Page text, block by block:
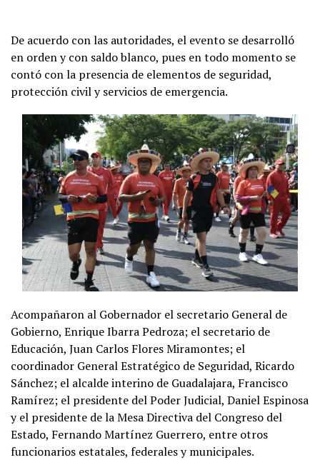
De acuerdo con las autoridades, el evento se desarrolló
en orden y con saldo blanco, pues en todo momento se
contó con la presencia de elementos de seguridad,
protección civil y servicios de emergencia.
Acompañaron al Gobernador el secretario General de
Gobierno, Enrique Ibarra Pedroza; el secretario de
Educación, Juan Carlos Flores Miramontes; el
coordinador General Estratégico de Seguridad, Ricardo
Sánchez; el alcalde interino de Guadalajara, Francisco
Ramírez; el presidente del Poder Judicial, Daniel Espinosa
y el presidente de la Mesa Directiva del Congreso del
Estado, Fernando Martínez Guerrero, entre otros
funcionarios estatales, federales y municipales.